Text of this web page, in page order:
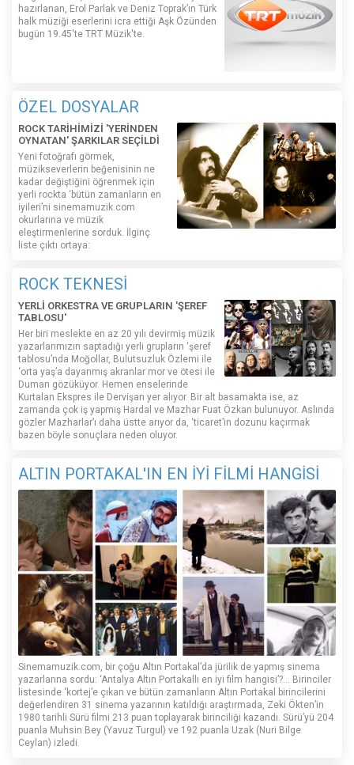
hazırlanan, Erol Parlak ve Deniz Toprak’ın Türk
halk müziği eserlerini icra ettiği Aşk Özünden
bugün 19.45'te TRT Müzik'te.
ÖZEL DOSYALAR
ROCK TARİHİMİZİ 'YERİNDEN
OYNATAN' ŞARKILAR SEÇİLDİ
Yeni fotoğrafı görmek,
müzikseverlerin beğenisinin ne
kadar değiştiğini öğrenmek için
yerli rockta ‘bütün zamanların en
iyileri’ni sinemamuzik.com
okurlarına ve müzik
eleştirmenlerine sorduk. İlginç
liste çıktı ortaya:
ROCK TEKNESİ
YERLİ ORKESTRA VE GRUPLARIN 'ŞEREF
TABLOSU'
Her biri meslekte en az 20 yılı devirmiş müzik
yazarlarımızın saptadığı yerli grupların ‘şeref
tablosu’nda Moğollar, Bulutsuzluk Özlemi ile
‘orta yaş’a dayanmış akranlar mor ve ötesi ile
Duman gözüküyor. Hemen enselerinde
Kurtalan Ekspres ile Dervişan yer alıyor. Bir alt basamakta ise, az
zamanda çok iş yapmış Hardal ve Mazhar Fuat Özkan bulunuyor. Aslında
gözler Mazharlar’ı daha üstte arıyor da, ‘ticaret’in dozunu kaçırmak
bazen böyle sonuçlara neden oluyor.
ALTIN PORTAKAL'IN EN İYİ FİLMİ HANGİSİ
Sinemamuzik.com, bir çoğu Altın Portakal’da jürilik de yapmış sinema
yazarlarına sordu: ‘Antalya Altın Portakallı en iyi film hangisi’?... Birinciler
listesinde ‘kortej’e çıkan ve bütün zamanların Altın Portakal birincilerini
değerlendiren 31 sinema yazarının katıldığı araştırmada, Zeki Ökten’in
1980 tarihli Sürü filmi 213 puan toplayarak birinciliği kazandı. Sürü’yü 204
puanla Muhsin Bey (Yavuz Turgul) ve 192 puanla Uzak (Nuri Bilge
Ceylan) izledi.